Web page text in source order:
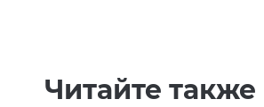
Читайте также